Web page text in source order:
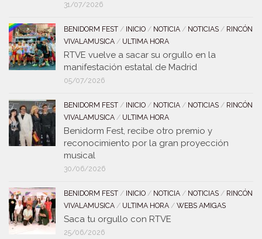
31/07/2026
BENIDORM FEST / INICIO / NOTICIA / NOTICIAS / RINCÓN
VIVALAMUSICA / ULTIMA HORA
RTVE vuelve a sacar su orgullo en la
manifestación estatal de Madrid
05/07/2026
BENIDORM FEST / INICIO / NOTICIA / NOTICIAS / RINCÓN
VIVALAMUSICA / ULTIMA HORA
Benidorm Fest, recibe otro premio y
reconocimiento por la gran proyección
musical
30/06/2026
BENIDORM FEST / INICIO / NOTICIA / NOTICIAS / RINCÓN
VIVALAMUSICA / ULTIMA HORA / WEBS AMIGAS
Saca tu orgullo con RTVE
25/06/2026